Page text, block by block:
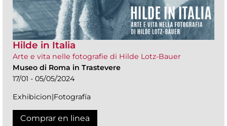
Hilde in Italia
Arte e vita nelle fotografie di Hilde Lotz-Bauer
Museo di Roma in Trastevere
17/01 - 05/05/2024
Exhibicion|Fotografía
Comprar en linea